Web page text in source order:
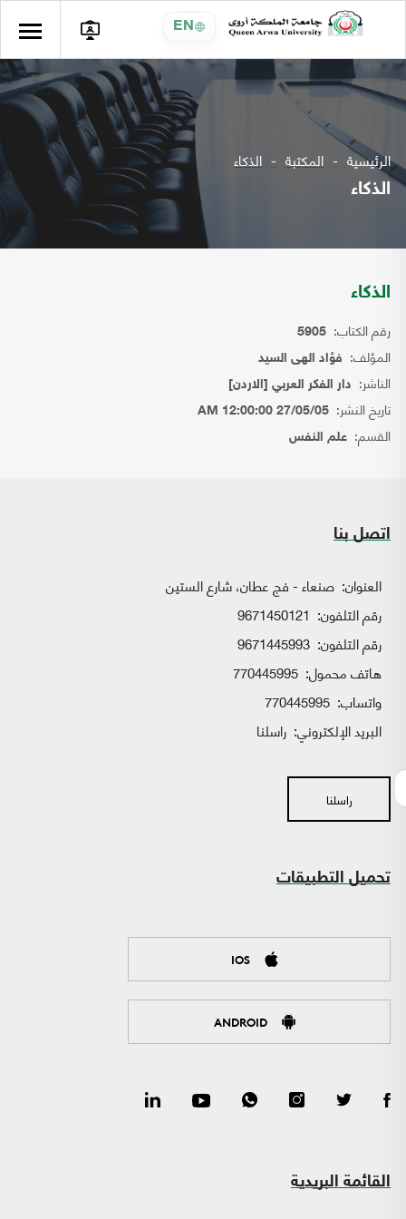
EN
الرئيسية المكتبة الذكاء
الذكاء
الذكاء
رقم الكتاب: 5905
المؤلف: فؤاد الهى السيد
الناشر: دار الفكر العربي [الاردن]
تاريخ النشر: 27/05/05 12:00:00 AM
القسم: علم النفس
اتصل بنا
العنوان: صنعاء - فج عطان، شارع الستين
رقم التلفون: 9671450121
رقم التلفون: 9671445993
هاتف محمول: 770445995
واتساب:
البريد الإلكتروني: راسلنا
راسلنا
تحميل التطبيقات
IOS
ANDROID
القائمة البريدية